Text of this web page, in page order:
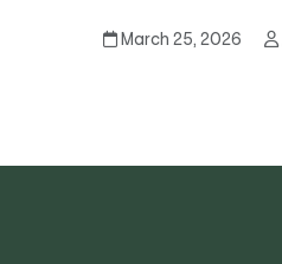
March 25, 2026